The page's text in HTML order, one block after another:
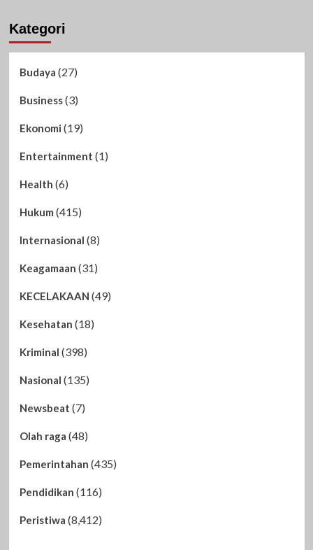
Kategori
Budaya (27)
Business(3)
Ekonomi (19)
Entertainment (1)
Health (6)
Hukum (415)
Internasional (8)
Keagamaan (31)
KECELAKAAN (49)
Kesehatan (18)
Kriminal (398)
Nasional (135)
Newsbeat (7)
Olah raga (48)
Pemerintahan (435)
Pendidikan (116)
Peristiwa (8,412)